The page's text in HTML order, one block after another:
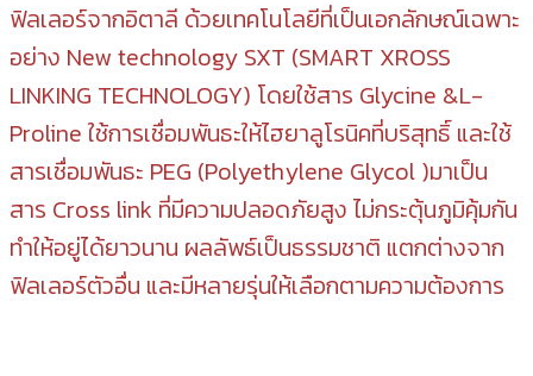
ฟิลเลอร์จากอิตาลี ด้วยเทคโนโลยีที่เป็นเอกลักษณ์เฉพาะ
อย่าง New technology SXT (SMART XROSS
LINKING TECHNOLOGY) โดยใช้สาร Glycine &L-
Proline ใช้การเชื่อมพันธะให้ไฮยาลูโรนิคที่บริสุทธิ์ และใช้
สารเชื่อมพันธะ PEG (Polyethylene Glycol )มาเป็น
สาร Cross link ที่มีความปลอดภัยสูง ไม่กระตุ้นภูมิคุ้มกัน
ทำให้อยู่ได้ยาวนาน ผลลัพธ์เป็นธรรมชาติ แตกต่างจาก
ฟิลเลอร์ตัวอื่น และมีหลายรุ่นให้เลือกตามความต้องการ